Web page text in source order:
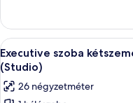
nemdohányzó
(with
Loft,
12th
Floor)
nemdohányzó
(with
Loft,
12th
Floor)
további
A
következő
szoba
összes
4
Executive szoba
(Studio)
26 négyzetméter